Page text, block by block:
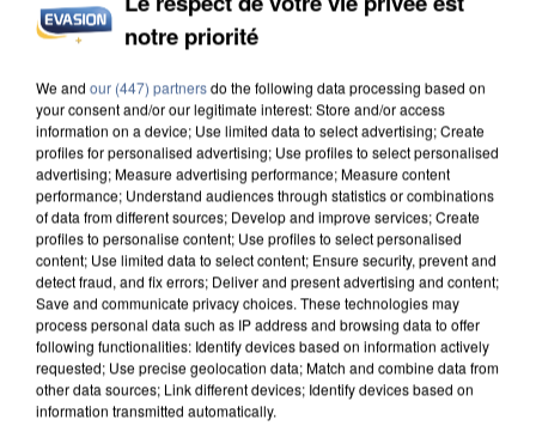
INCENDIES : L’ÎLE-DE-FRANCE LANCE UN ÉLAN
DE SOLIDARITÉ AVEC LES...
notre priorité
We and our (447) partnersdo the following data processing based on
your consent and/or our legitimate interest: Store and/or access
information on a device; Use limited data to select advertising; Create
profiles for personalised advertising; Use profiles to select personalised
advertising; Measure advertising performance; Measure content
performance; Understand audiences through statistics or combinations
of data from different sources; Develop and improve services; Create
profiles to personalise content; Use profiles to select personalised
content; Use limited data to select content; Ensure security, prevent and
detect fraud, and fix errors; Deliver and present advertising and content;
Save and communicate privacy choices. These technologies may
process personal data such as IP address and browsing data to offer
following functionalities: Identify devices based on information actively
requested; Use precise geolocation data; Match and combine data from
other data sources; Link different devices; Identify devices based on
information transmitted automatically.